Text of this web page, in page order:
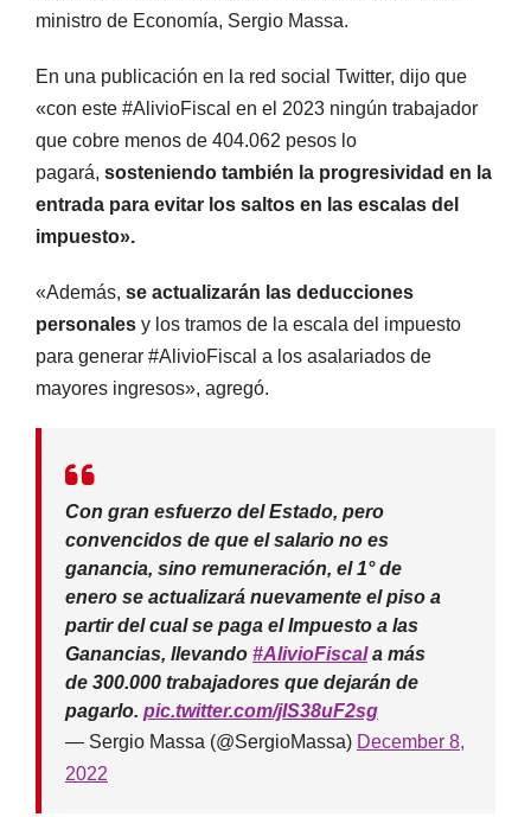
ministro de Economía, Sergio Massa.
En una publicación en la red social Twitter, dijo que
«con este #AlivioFiscal en el 2023 ningún trabajador
que cobre menos de 404.062 pesos lo
pagará, sosteniendo también la progresividad en la
entrada para evitar los saltos en las escalas del
impuesto».
«Además, se actualizarán las deducciones
personales y los tramos de la escala del impuesto
para generar #AlivioFiscal a los asalariados de
mayores ingresos», agregó.
Con gran esfuerzo del Estado, pero
convencidos de que el salario no es
ganancia, sino remuneración, el 1° de
enero se actualizará nuevamente el piso a
partir del cual se paga el Impuesto a las
Ganancias, llevando #AlivioFiscala más
de 300.000 trabajadores que dejarán de
pagarlo. pic.twitter.com/jIS38uF2sg
— Sergio Massa (@SergioMassa) December 8,
2022